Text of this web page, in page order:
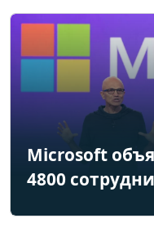
Microsoft
4800